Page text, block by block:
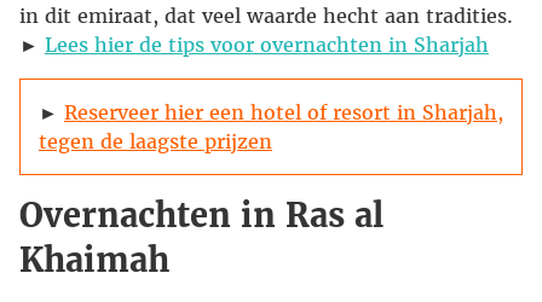
in dit emiraat, dat veel waarde hecht aan tradities.
► Lees hier de tips voor overnachten in Sharjah
► Reserveer hier een hotel of resort in Sharjah,
tegen de laagste prijzen
Overnachten in Ras al
Khaimah